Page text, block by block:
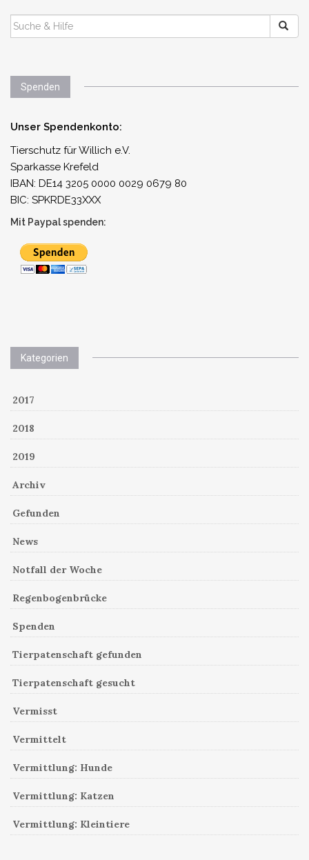
SUCHEN
NACH:
Spenden
Unser Spendenkonto:
Tierschutz für Willich e.V.
Sparkasse Krefeld
IBAN: DE14 3205 0000 0029 0679 80
BIC: SPKRDE33XXX
Mit Paypal spenden:
Kategorien
2017
2018
2019
Archiv
Gefunden
News
Notfall der Woche
Regenbogenbrücke
Spenden
Tierpatenschaft gefunden
Tierpatenschaft gesucht
Vermisst
Vermittelt
Vermittlung: Hunde
Vermittlung: Katzen
Vermittlung: Kleintiere